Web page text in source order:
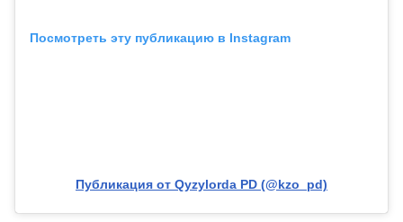
Посмотреть эту публикацию в Instagram
Публикация от Qyzylorda PD (@kzo_pd)